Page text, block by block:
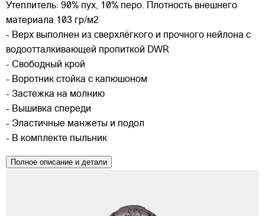
Утеплитель: 90% пух, 10% перо. Плотность внешнего
материала 103 гр/м2
- Верх выполнен из сверхлёгкого и прочного нейлона с
водоотталкивающей пропиткой DWR
- Свободный крой
- Воротник стойка с капюшоном
- Застежка на молнию
- Вышивка спереди
- Эластичные манжеты и подол
- В комплекте пыльник
Полное описание и детали